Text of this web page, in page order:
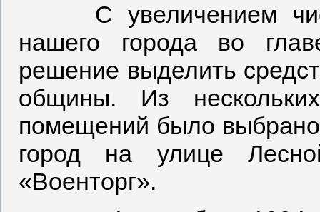
С увеличением
нашего города во
решение выделить
общины. Из
помещений было
город на улице
«Военторг».